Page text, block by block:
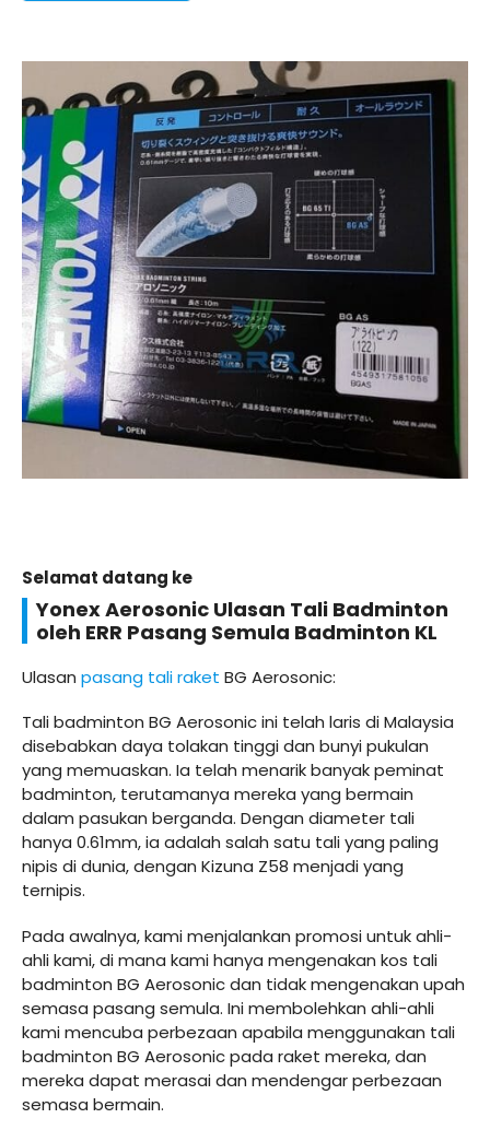
Selamat datang ke
Yonex Aerosonic Ulasan Tali Badminton
oleh ERR Pasang Semula Badminton KL
Ulasan pasang tali raket BG Aerosonic:
Tali badminton BG Aerosonic ini telah laris di Malaysia
disebabkan daya tolakan tinggi dan bunyi pukulan
yang memuaskan. Ia telah menarik banyak peminat
badminton, terutamanya mereka yang bermain
dalam pasukan berganda. Dengan diameter tali
hanya 0.61mm, ia adalah salah satu tali yang paling
nipis di dunia, dengan Kizuna Z58 menjadi yang
ternipis.
Pada awalnya, kami menjalankan promosi untuk ahli-
ahli kami, di mana kami hanya mengenakan kos tali
badminton BG Aerosonic dan tidak mengenakan upah
semasa pasang semula. Ini membolehkan ahli-ahli
kami mencuba perbezaan apabila menggunakan tali
badminton BG Aerosonic pada raket mereka, dan
mereka dapat merasai dan mendengar perbezaan
semasa bermain.